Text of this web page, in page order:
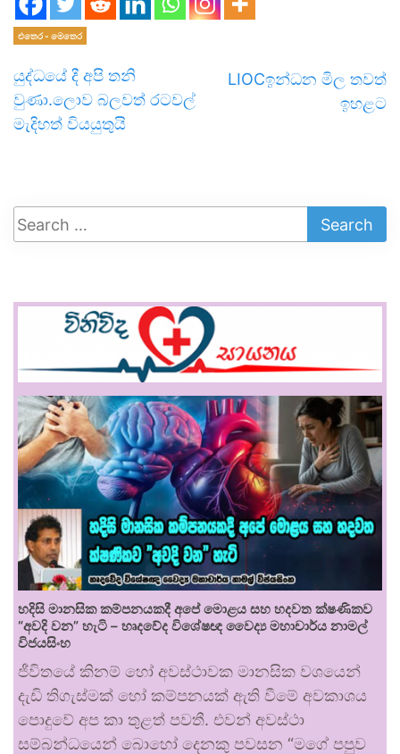
එතෙර - මෙතෙර
යුද්ධයේ දී අපි තනි
වුණා.ලොව බලවත් රටවල්
මැදිහත් වියයුතුයි
LIOCඉන්ධන මිල තවත්
ඉහළට
හදිසි මානසික කම්පනයකදී අපේ මොළය සහ හදවත ක්ෂණිකව
“අවදි වන” හැටි – හෘදවේද විශේෂඥ වෛද්‍ය මහාචාර්ය නාමල්
විජයසිංහ
ජීවිතයේ කිනම් හෝ අවස්ථාවක මානසික වශයෙන්
දැඩි තිගැස්මක් හෝ කම්පනයක් ඇති වීමේ අවකාශය
පොදුවේ අප කා තුළත් පවතී. එවන් අවස්ථා
සම්බන්ධයෙන් බොහෝ දෙනකු පවසන “මගේ පපුව